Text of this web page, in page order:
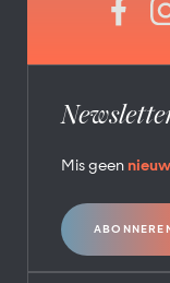
Mis geen
ABONNEREN